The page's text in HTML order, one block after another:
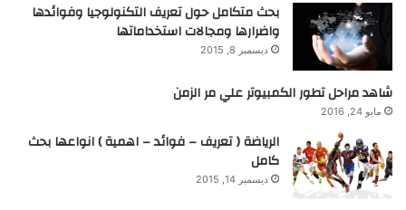
بحث متكامل حول تعريف التكنولوجيا وفوائدها
واضرارها ومجالات استخداماتها
ديسمبر 8, 2015
شاهد مراحل تطور الكمبيوتر علي مر الزمن
مايو 24, 2016
الرياضة ( تعريف – فوائد – اهمية ) انواعها بحث
كامل
ديسمبر 14, 2015